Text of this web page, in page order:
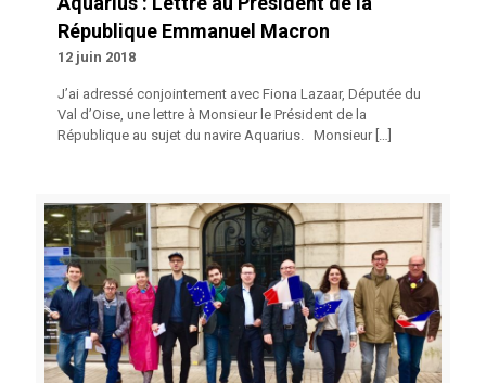
République Emmanuel Macron
12 juin 2018
J’ai adressé conjointement avec Fiona Lazaar, Députée du
Val d’Oise, une lettre à Monsieur le Président de la
République au sujet du navire Aquarius. Monsieur[…]